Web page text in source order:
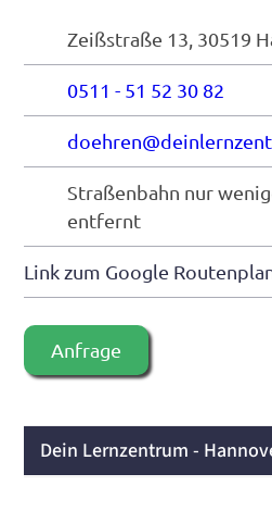
Zeißstraße 13, 30519
0511 - 51 52 30 82
Straßenbahn nur
entfernt
Link zum Google
Anfrage
Dein Lernzentrum -